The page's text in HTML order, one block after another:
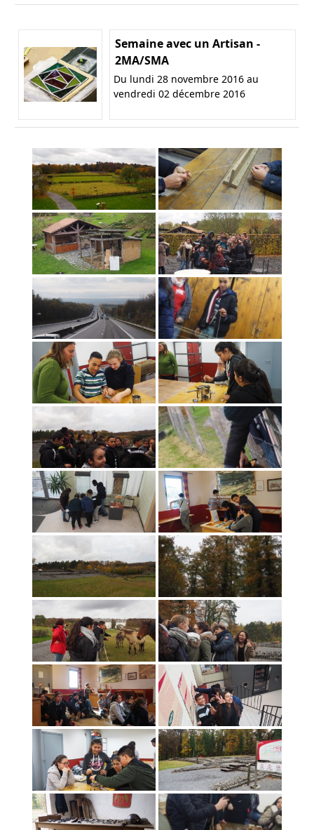
Semaine avec un Artisan -
2MA/SMA
Du lundi 28 novembre 2016 au
vendredi 02 décembre 2016